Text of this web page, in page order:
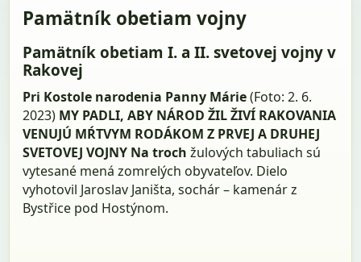
Pamätník obetiam vojny
Pamätník obetiam I. a II. svetovej vojny v
Rakovej
Pri Kostole narodenia Panny Márie(Foto: 2. 6.
2023) MY PADLI, ABY NÁROD ŽIL ŽIVÍ RAKOVANIA
VENUJÚ MŔTVYM RODÁKOM Z PRVEJ A DRUHEJ
SVETOVEJ VOJNY Na troch žulových tabuliach sú
vytesané mená zomrelých obyvateľov. Dielo
vyhotovil Jaroslav Janišta, sochár – kamenár z
Bystřice pod Hostýnom.